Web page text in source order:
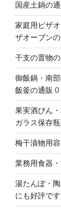
国産土鍋の
家庭用ピザ
ザオーブン
干支の置物
御飯鍋・南
飯釜の通販 0
果実酒びん
ガラス保存
梅干漬物用
業務用食器
湯たんぽ・
にも好評です